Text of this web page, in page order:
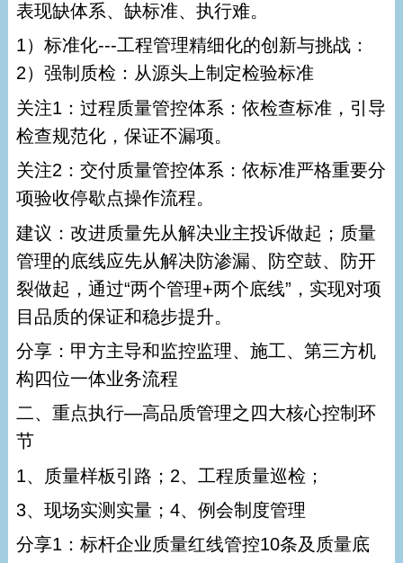
表现缺体系、缺标准、执行难。
1）标准化---工程管理精细化的创新与挑战：
2）强制质检：从源头上制定检验标准
关注1：过程质量管控体系：依检查标准，引导
检查规范化，保证不漏项。
关注2：交付质量管控体系：依标准严格重要分
项验收停歇点操作流程。
建议：改进质量先从解决业主投诉做起；质量
管理的底线应先从解决防渗漏、防空鼓、防开
裂做起，通过“两个管理+两个底线”，实现对项
目品质的保证和稳步提升。
分享：甲方主导和监控监理、施工、第三方机
构四位一体业务流程
二、重点执行—高品质管理之四大核心控制环
节
1、质量样板引路；2、工程质量巡检；
3、现场实测实量；4、例会制度管理
分享1：标杆企业质量红线管控10条及质量底